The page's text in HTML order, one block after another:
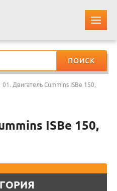
ПОИСК
01. Двигатель Cummins ISBe 150,
ISBe 150,
ДОСТАВКА